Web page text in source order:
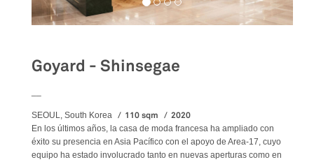
Goyard - Shinsegae
SEOUL, South Korea 110 sqm 2020
En los últimos años, la casa de moda francesa ha ampliado con
éxito su presencia en Asia Pacífico con el apoyo de Area-17, cuyo
equipo ha estado involucrado tanto en nuevas aperturas como en